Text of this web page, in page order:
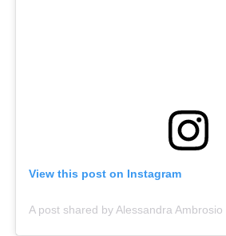
View this post on Instagram
A post shared by Alessandra